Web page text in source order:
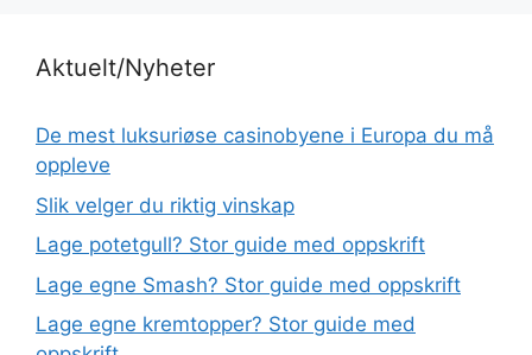
Aktuelt/Nyheter
De mest luksuriøse casinobyene i Europa du må
oppleve
Slik velger du riktig vinskap
Lage potetgull? Stor guide med oppskrift
Lage egne Smash? Stor guide med oppskrift
Lage egne kremtopper? Stor guide med